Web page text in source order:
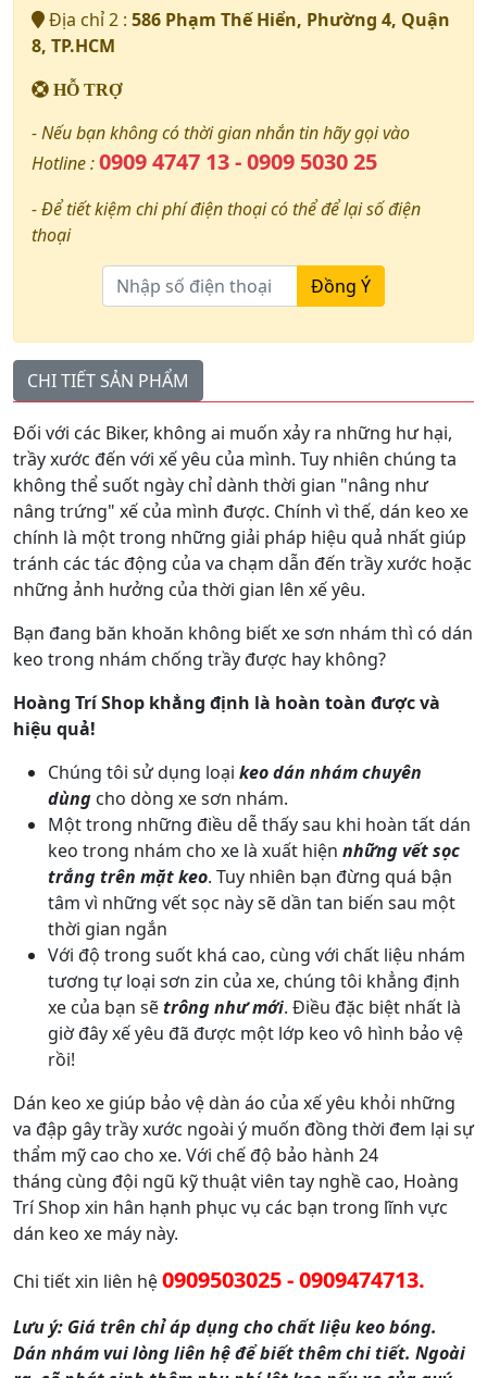
Địa chỉ 2 : 586 Phạm Thế Hiển, Phường 4, Quận
8, TP.HCM
HỖ TRỢ
- Nếu bạn không có thời gian nhắn tin hãy gọi vào
Hotline :0909 4747 13 - 0909 5030 25
- Để tiết kiệm chi phí điện thoại có thể để lại số điện
thoại
Đồng Ý
CHI TIẾT SẢN PHẨM
Đối với các Biker, không ai muốn xảy ra những hư hại,
trầy xước đến với xế yêu của mình. Tuy nhiên chúng ta
không thể suốt ngày chỉ dành thời gian "nâng như
nâng trứng" xế của mình được. Chính vì thế, dán keo xe
chính là một trong những giải pháp hiệu quả nhất giúp
tránh các tác động của va chạm dẫn đến trầy xước hoặc
những ảnh hưởng của thời gian lên xế yêu.
Bạn đang băn khoăn không biết xe sơn nhám thì có dán
keo trong nhám chống trầy được hay không?
Hoàng Trí Shop khẳng định là hoàn toàn được và
hiệu quả!
Chúng tôi sử dụng loại keo dán nhám chuyên
dùng cho dòng xe sơn nhám.
Một trong những điều dễ thấy sau khi hoàn tất dán
keo trong nhám cho xe là xuất hiện những vết sọc
trắng trên mặt keo. Tuy nhiên bạn đừng quá bận
tâm vì những vết sọc này sẽ dần tan biến sau một
thời gian ngắn
Với độ trong suốt khá cao, cùng với chất liệu nhám
tương tự loại sơn zin của xe, chúng tôi khẳng định
xe của bạn sẽtrông như mới. Điều đặc biệt nhất là
giờ đây xế yêu đã được một lớp keo vô hình bảo vệ
rồi!
Dán keo xe giúp bảo vệ dàn áo của xế yêu khỏi những
va đập gây trầy xước ngoài ý muốn đồng thời đem lại sự
thẩm mỹ cao cho xe. Với chế độ bảo hành 24
tháng cùng đội ngũ kỹ thuật viên tay nghề cao, Hoàng
Trí Shop xin hân hạnh phục vụ các bạn trong lĩnh vực
dán keo xe máy này.
Chi tiết xin liên hệ0909503025 - 0909474713.
Lưu ý: Giá trên chỉ áp dụng cho chất liệu keo bóng.
Dán nhám vui lòng liên hệ để biết thêm chi tiết. Ngoài